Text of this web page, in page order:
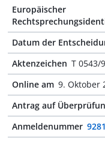
Europäischer
Datum der
Aktenzeichen T 0543/
Online am 9. Oktober
Antrag auf
Anmeldenummer